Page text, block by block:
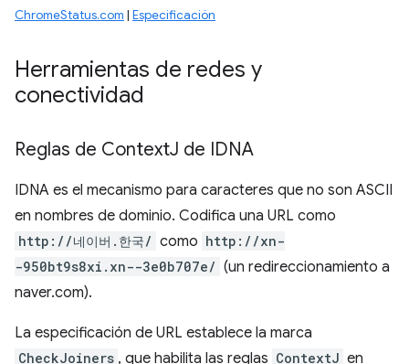
ChromeStatus.com | Especificación
Herramientas de redes y
conectividad
Reglas de ContextJ de IDNA
IDNA es el mecanismo para caracteres que no son ASCII
en nombres de dominio. Codifica una URL como
http://네이버.한국/ como http://xn-
-950bt9s8xi.xn--3e0b707e/ (un redireccionamiento a
naver.com).
La especificación de URL establece la marca
CheckJoiners , que habilita las reglas ContextJ en